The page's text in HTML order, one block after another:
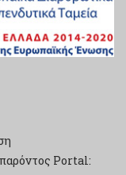
Portal: